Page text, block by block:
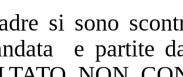
si sono
e partite